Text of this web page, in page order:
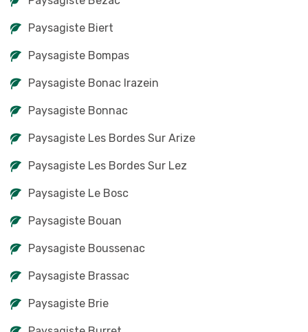
Paysagiste Biert
Paysagiste Bompas
Paysagiste Bonac Irazein
Paysagiste Bonnac
Paysagiste Les Bordes Sur Arize
Paysagiste Les Bordes Sur Lez
Paysagiste Le Bosc
Paysagiste Bouan
Paysagiste Boussenac
Paysagiste Brassac
Paysagiste Brie